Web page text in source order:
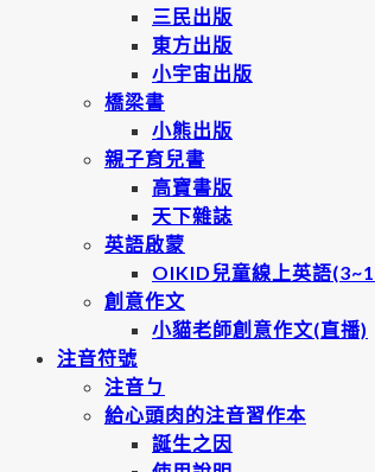
三民出版
東方出版
小宇宙出版
橋梁書
小熊出版
親子育兒書
高寶書版
天下雜誌
英語啟蒙
OIKID兒童線上英語
創意作文
小貓老師創意作文(直播)
注音符號
注音ㄅ
給心頭肉的注音習作本
誕生之因